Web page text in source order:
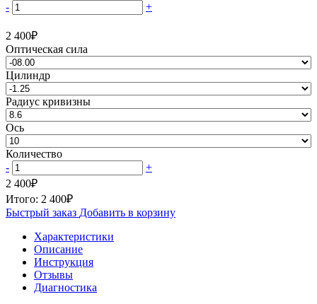
- +
2 400₽
Оптическая сила
Цилиндр
Радиус кривизны
Ось
Количество
-
+
2 400₽
Итого: 2 400₽
Быстрый заказ Добавить в корзину
Характеристики
Описание
Инструкция
Отзывы
Диагностика